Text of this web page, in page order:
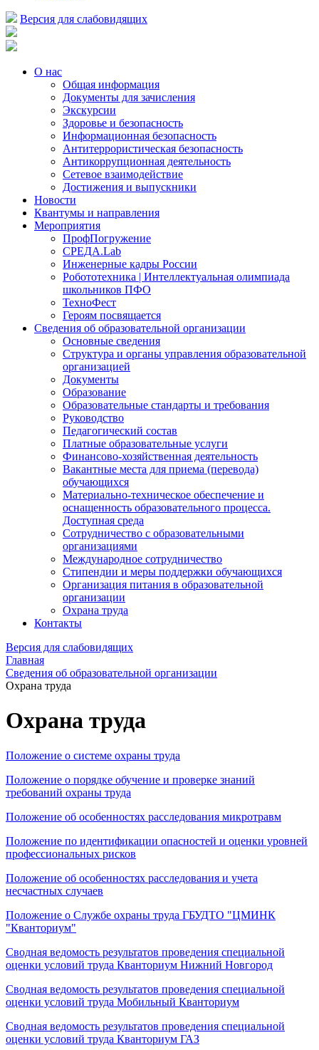
Версия для слабовидящих
О нас
Общая информация
Документы для зачисления
Экскурсии
Здоровье и безопасность
Информационная безопасность
Антитеррористическая безопасность
Антикоррупционная деятельность
Сетевое взаимодействие
Достижения и выпускники
Новости
Квантумы и направления
Мероприятия
ПрофПогружение
СРЕДА.Lab
Инженерные кадры России
Робототехника | Интеллектуальная олимпиада
школьников ПФО
ТехноФест
Героям посвящается
Сведения об образовательной организации
Основные сведения
Структура и органы управления образовательной
организацией
Документы
Образование
Образовательные стандарты и требования
Руководство
Педагогический состав
Платные образовательные услуги
Финансово-хозяйственная деятельность
Вакантные места для приема (перевода)
обучающихся
Материально-техническое обеспечение и
оснащенность образовательного процесса.
Доступная среда
Сотрудничество с образовательными
организациями
Международное сотрудничество
Стипендии и меры поддержки обучающихся
Организация питания в образовательной
организации
Охрана труда
Контакты
Версия для слабовидящих
Главная
Сведения об образовательной организации
Охрана трудa
Охрана труда
Положение о системе охраны труда
Положение о порядке обучение и проверке знаний
требований охраны труда
Положение об особенностях расследования микротравм
Положение по идентификации опасностей и оценки уровней
профессиональных рисков
Положение об особенностях расследования и учета
несчастных случаев
Положение о Службе охраны труда ГБУДТО "ЦМИНК
"Кванториум"
Сводная ведомость результатов проведения специальной
оценки условий труда Кванториум Нижний Новгород
Сводная ведомость результатов проведения специальной
оценки условий труда Мобильный Кванториум
Сводная ведомость результатов проведения специальной
оценки условий труда Кванториум ГАЗ